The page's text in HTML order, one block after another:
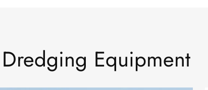
Dredging Equipment